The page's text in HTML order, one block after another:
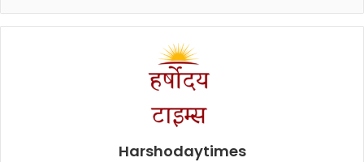
Harshodaytimes